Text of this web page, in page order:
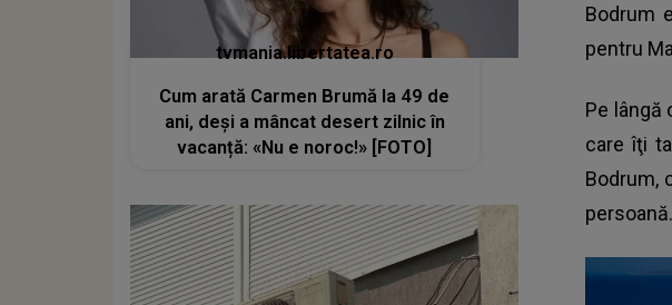
Bodrum
pentru
Pe lângă
care îţi
Bodrum,
persoană.
tvmania.libertatea.ro
Cum arată Carmen Brumă la 49 de
ani, deși a mâncat desert zilnic în
vacanță: «Nu e noroc!» [FOTO]